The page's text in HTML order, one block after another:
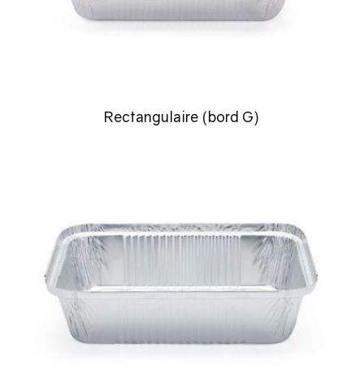
Rectangulaire (bord G)